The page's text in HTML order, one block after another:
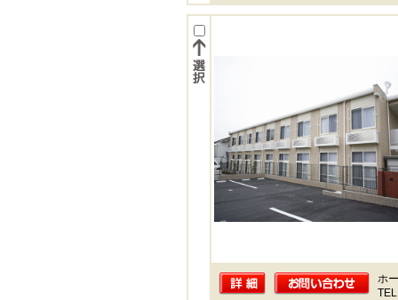
ホ